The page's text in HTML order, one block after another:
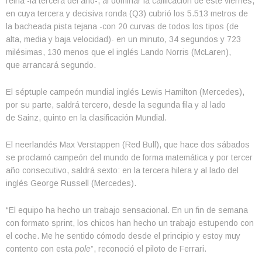
en cuya tercera y decisiva ronda (Q3) cubrió los 5.513 metros de
la bacheada pista tejana -con 20 curvas de todos los tipos (de
alta, media y baja velocidad)- en un minuto, 34 segundos y 723
milésimas, 130 menos que el inglés Lando Norris (McLaren),
que arrancará segundo.
El séptuple campeón mundial inglés Lewis Hamilton (Mercedes),
por su parte, saldrá tercero, desde la segunda fila y al lado
de Sainz, quinto en la clasificación Mundial.
El neerlandés Max Verstappen (Red Bull), que hace dos sábados
se proclamó campeón del mundo de forma matemática y por tercer
año consecutivo, saldrá sexto: en la tercera hilera y al lado del
inglés George Russell (Mercedes).
“El equipo ha hecho un trabajo sensacional. En un fin de semana
con formato sprint, los chicos han hecho un trabajo estupendo con
el coche. Me he sentido cómodo desde el principio y estoy muy
contento con esta pole”, reconoció el piloto de Ferrari.